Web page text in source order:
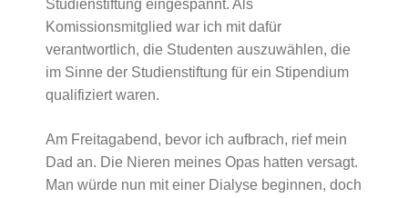
Studienstiftung eingespannt. Als
Komissionsmitglied war ich mit dafür
verantwortlich, die Studenten auszuwählen, die
im Sinne der Studienstiftung für ein Stipendium
qualifiziert waren.
Am Freitagabend, bevor ich aufbrach, rief mein
Dad an. Die Nieren meines Opas hatten versagt.
Man würde nun mit einer Dialyse beginnen, doch